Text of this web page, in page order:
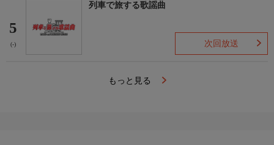
5
(-)
列車で旅する歌謡曲
次回放送
もっと見る